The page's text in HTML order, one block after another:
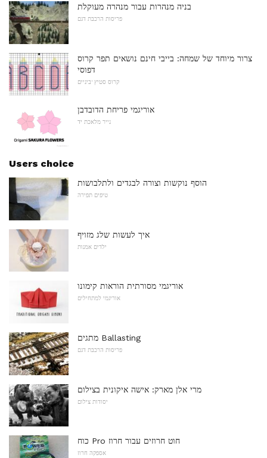
בניה מנהרות עבור מנהרה מעוקלת
פריסות הרכבת דגם
צרור מיוחד של שמחה: בייבי חינם נושאים תפר קרוס
דפוסי
קרוס סטיץ 'ביניים
אוריגמי פריחת הדובדבן
נייר מלאכת יד
Users choice
הוסף נוקשות וצורה לבגדים ולתלבושות
טיפים תפירה
איך לעשות שלג מזויף
ילדים אמנות
אוריגמי מסורתית הוראות קימונו
אוריגמי למתחילים
מתגים Ballasting
פריסות הרכבת דגם
מרי אלן מארק: אישה איקונית בצילום
יסודות צילום
כוח Pro חוט חרוזים עבור חרוז
אספקה ​​חרוז